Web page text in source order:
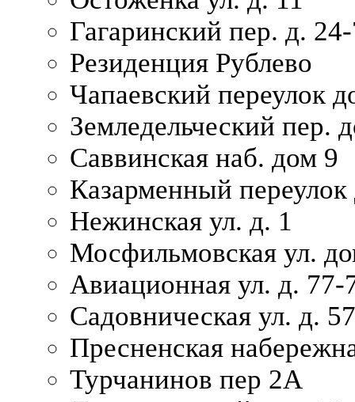
Гагаринский пер. д.
Резиденция Рублево
Чапаевский переулок
Земледельческий пер.
Саввинская наб. дом 9
Казарменный переулок
Нежинская ул. д. 1
Мосфильмовская ул.
Авиационная ул. д. 77-
Садовническая ул. д.
Пресненская
Турчанинов пер 2А